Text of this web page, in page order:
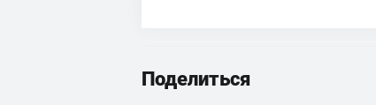
Поделиться